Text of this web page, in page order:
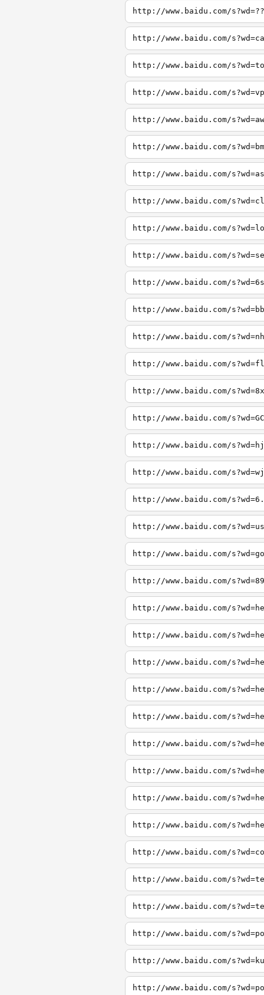
http://www.baidu.com/
http://www.baidu.com/
http://www.baidu.com/
http://www.baidu.com/
http://www.baidu.com/
http://www.baidu.com/
http://www.baidu.com/
http://www.baidu.com/
http://www.baidu.com/
http://www.baidu.com/
http://www.baidu.com/
http://www.baidu.com/
http://www.baidu.com/
http://www.baidu.com/
http://www.baidu.com/
http://www.baidu.com/
http://www.baidu.com/
http://www.baidu.com/
http://www.baidu.com/
http://www.baidu.com/
http://www.baidu.com/
http://www.baidu.com/
http://www.baidu.com/
http://www.baidu.com/
http://www.baidu.com/
http://www.baidu.com/
http://www.baidu.com/
http://www.baidu.com/
http://www.baidu.com/
http://www.baidu.com/
http://www.baidu.com/
http://www.baidu.com/
http://www.baidu.com/
http://www.baidu.com/
http://www.baidu.com/
http://www.baidu.com/
http://www.baidu.com/